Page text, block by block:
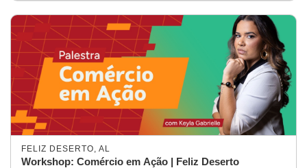
FELIZ DESERTO, AL
Workshop: Comércio em Ação | Feliz Deserto